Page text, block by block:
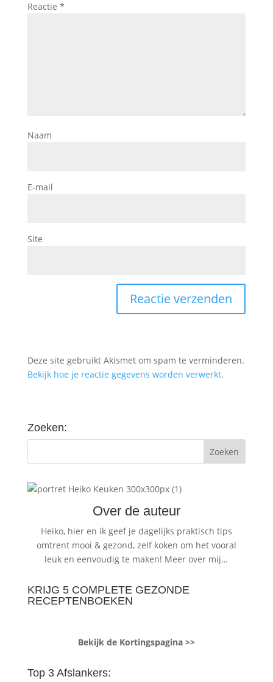
Reactie *
Naam
E-mail
Site
Deze site gebruikt Akismet om spam te verminderen.
Bekijk hoe je reactie gegevens worden verwerkt.
Zoeken:
Over de auteur
Heiko, hier en ik geef je dagelijks praktisch tips
omtrent mooi & gezond, zelf koken om het vooral
leuk en eenvoudig te maken! Meer over mij…
KRIJG 5 COMPLETE GEZONDE
RECEPTENBOEKEN
Bekijk de Kortingspagina >>
Top 3 Afslankers: